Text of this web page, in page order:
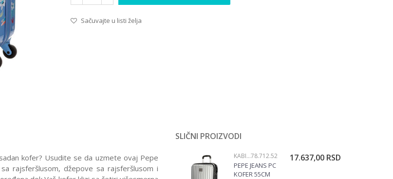
Sačuvajte u listi želja
kofer? Usudite se da uzmete ovaj Pepe
rajsferšlusom, džepove sa rajsferšlusom i
SLIČNI PROIZVODI
KABINSKI KOFERI 100052
KOFER
AMSTERDAM
4.999,00RSD KABINSKI KOFERI78.712.52
PEPE JEANS PC
KOFER 55CM
17.637,00 RSD